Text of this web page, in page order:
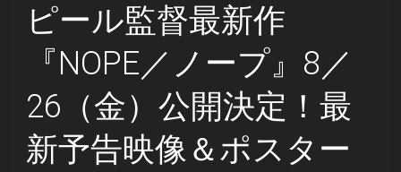
ピール監督最新作
『NOPE／ノープ』8／
26（金）公開決定！最
新予告映像＆ポスター